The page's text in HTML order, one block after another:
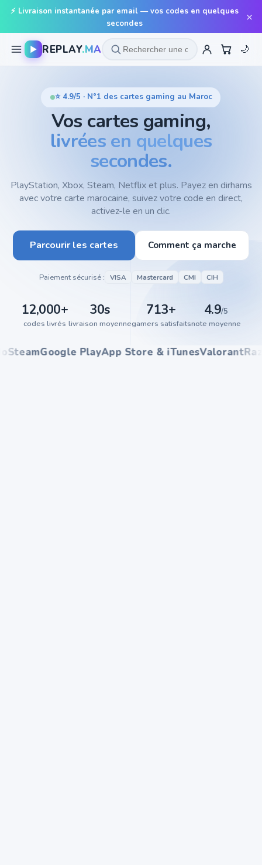
⚡ Livraison instantanée par email — vos codes en quelques
secondes
×
▶ REPLAY.MA 🌙
⭐ 4.9/5 · N°1 des cartes gaming au Maroc
Vos cartes gaming,
livrées en quelques
secondes.
PlayStation, Xbox, Steam, Netflix et plus. Payez en dirhams
avec votre carte marocaine, suivez votre code en direct,
activez-le en un clic.
Parcourir les cartes Comment ça marche
Paiement sécurisé : VISA Mastercard CMI CIH
12,000+
codes livrés
30s
livraison moyenne
713+
gamers satisfaits
4.9/5
note moyenne
Google PlayApp Store & iTunesValorantRazer